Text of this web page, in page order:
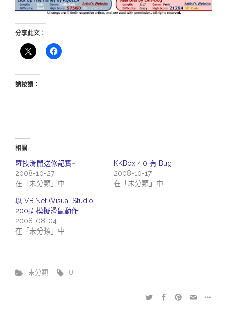
分享此文：
請按讚：
相關
羅技滑鼠送修記實~
2008-10-27
在「未分類」中
KKBox 4.0 有 Bug
2008-10-17
在「未分類」中
以 VB.Net (Visual Studio
2005) 模擬滑鼠動作
2008-08-04
在「未分類」中
未分類 UI